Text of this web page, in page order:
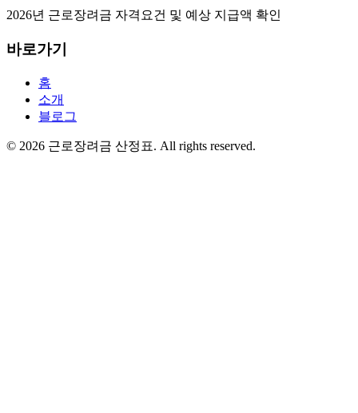
2026년 근로장려금 자격요건 및 예상 지급액 확인
바로가기
홈
소개
블로그
© 2026 근로장려금 산정표. All rights reserved.